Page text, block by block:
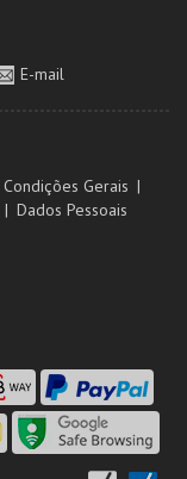
E-mail
Condições Gerais
Dados Pessoais